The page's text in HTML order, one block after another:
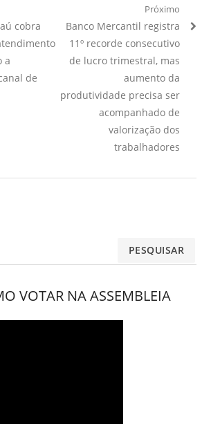
cobra
a
de
Próximo
Próximo
Artigo:
Banco Mercantil registra
11º recorde consecutivo
de lucro trimestral, mas
aumento da
produtividade precisa ser
acompanhado de
valorização dos
trabalhadores
VOTAR NA ASSEMBLEIA